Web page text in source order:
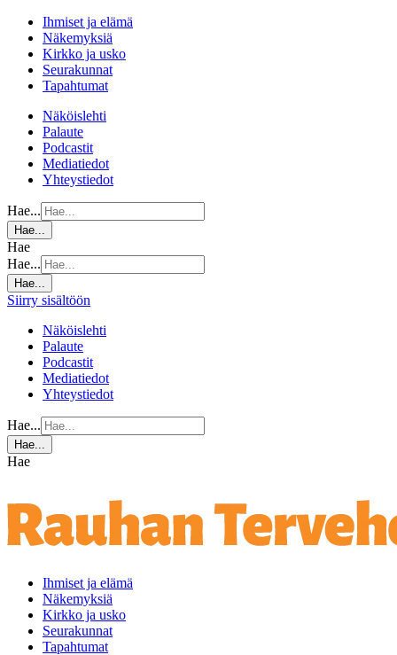
Ihmiset ja elämä
Näkemyksiä
Kirkko ja usko
Seurakunnat
Tapahtumat
Näköislehti
Palaute
Podcastit
Mediatiedot
Yhteystiedot
Hae...
Hae...
Hae
Hae...
Hae...
Siirry sisältöön
Näköislehti
Palaute
Podcastit
Mediatiedot
Yhteystiedot
Hae...
Hae...
Hae
Ihmiset ja elämä
Näkemyksiä
Kirkko ja usko
Seurakunnat
Tapahtumat